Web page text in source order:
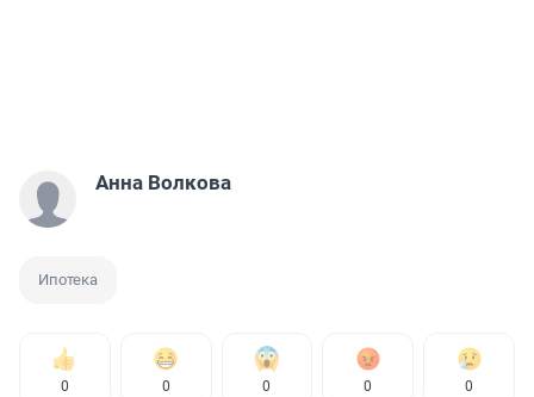
Анна Волкова
Ипотека
0 0 0 0 0